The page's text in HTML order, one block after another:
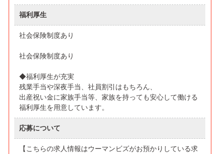
福利厚生
社会保険制度あり
社会保険制度あり
◆福利厚生が充実
残業手当や深夜手当、社員割引はもちろん、
出産祝い金に家族手当等、家族を持っても安心して働ける
福利厚生を用意しています。
応募について
【こちらの求人情報はウーマンビズがお預かりしている求